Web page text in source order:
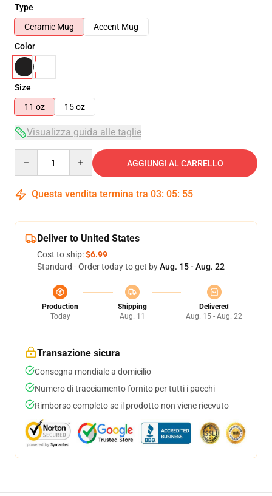
Type
Ceramic Mug
Accent Mug
Color
Size
11 oz
15 oz
Visualizza guida alle taglie
AGGIUNGI AL CARRELLO
Questa vendita termina tra 03: 05: 54
Deliver to United States
Cost to ship:$6.99
Standard - Order today to get byAug. 15 - Aug. 22
Production
Today
Shipping
Aug. 11
Delivered
Aug. 15 - Aug. 22
Transazione sicura
Consegna mondiale a domicilio
Numero di tracciamento fornito per tutti i pacchi
Rimborso completo se il prodotto non viene ricevuto